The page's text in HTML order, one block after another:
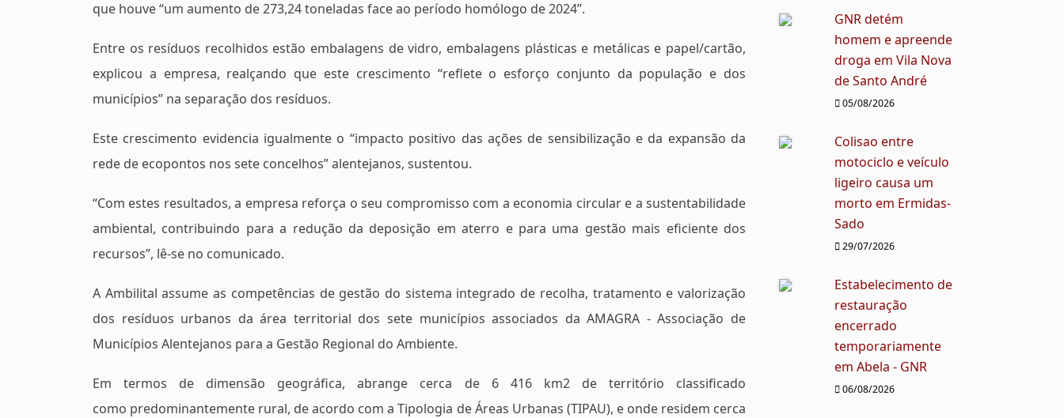
que houve “um aumento de 273,24 toneladas face ao período homólogo de 2024”.
Entre os resíduos recolhidos estão embalagens de vidro, embalagens plásticas e metálicas e papel/cartão,
explicou a empresa, realçando que este crescimento “reflete o esforço conjunto da população e dos
municípios” na separação dos resíduos.
Este crescimento evidencia igualmente o “impacto positivo das ações de sensibilização e da expansão da
rede de ecopontos nos sete concelhos” alentejanos, sustentou.
“Com estes resultados, a empresa reforça o seu compromisso com a economia circular e a sustentabilidade
ambiental, contribuindo para a redução da deposição em aterro e para uma gestão mais eficiente dos
recursos”, lê-se no comunicado.
A Ambilital assume as competências de gestão do sistema integrado de recolha, tratamento e valorização
dos resíduos urbanos da área territorial dos sete municípios associados da AMAGRA - Associação de
Municípios Alentejanos para a Gestão Regional do Ambiente.
Em termos de dimensão geográfica, abrange cerca de 6 416 km2 de território classificado
como predominantemente rural, de acordo com a Tipologia de Áreas Urbanas (TIPAU), e onde residem cerca
GNR detém
homem e apreende
droga em Vila Nova
de Santo André
05/08/2026
Colisao entre
motociclo e veículo
ligeiro causa um
morto em Ermidas-
Sado
29/07/2026
Estabelecimento de
restauração
encerrado
temporariamente
em Abela - GNR
06/08/2026